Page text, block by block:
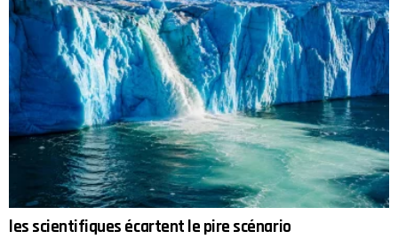
les scientifiques écartent le pire scénario